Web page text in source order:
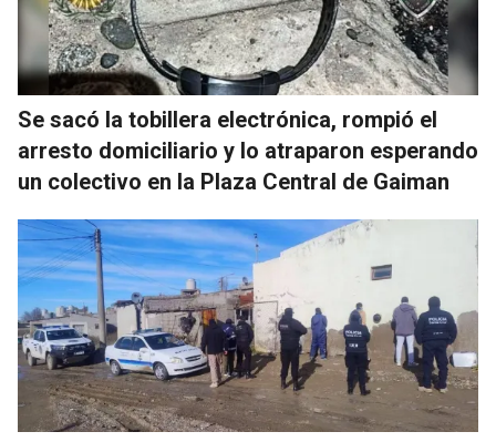
Se sacó la tobillera electrónica, rompió el
arresto domiciliario y lo atraparon esperando
un colectivo en la Plaza Central de Gaiman